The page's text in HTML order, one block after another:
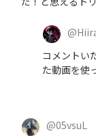
@
コメントい
た動画を使
@05vsuL